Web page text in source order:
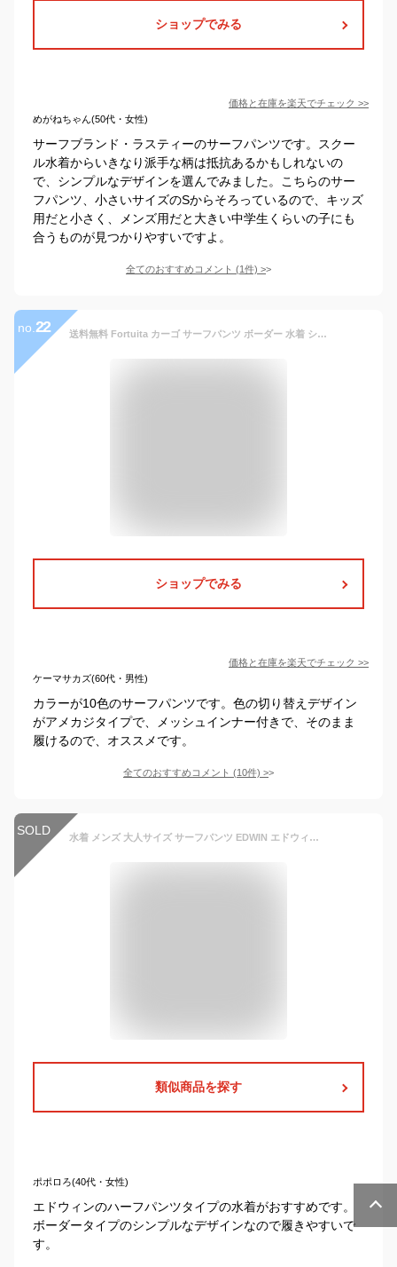
ショップでみる
価格と在庫を楽天でチェック >>
めがねちゃん(50代・女性)
サーフブランド・ラスティーのサーフパンツです。スクー
ル水着からいきなり派手な柄は抵抗あるかもしれないの
で、シンプルなデザインを選んでみました。こちらのサー
フパンツ、小さいサイズのSからそろっているので、キッズ
用だと小さく、メンズ用だと大きい中学生くらいの子にも
合うものが見つかりやすいですよ。
全てのおすすめコメント (1件) >
no. 22 送料無料 Fortuita カーゴ サーフパンツ ボーダー 水着 シーサイドパンツ メンズ 5分丈 サーフショーツ 海パン ボードパンツ 海 ラインパンツ ゆったり ジャージ パンツ 大きいサイズ カーゴパンツ ハーフパンツ 水陸両用 ホワイト ブラック レッド カーキ M-XXL 夏用
ショップでみる
価格と在庫を楽天でチェック >>
ケーマサカズ(60代・男性)
カラーが10色のサーフパンツです。色の切り替えデザイン
がアメカジタイプで、メッシュインナー付きで、そのまま
履けるので、オススメです。
全てのおすすめコメント (10件) >
SOLD 水着 メンズ 大人サイズ サーフパンツ EDWIN エドウィン(812302)エスニックボーダー M・L・LLサイズ ゆったり 高校生 中学生 男子 男の子 ティーンズ ジュニア【メール便OK】【あす楽】
類似商品を探す
ポポロろ(40代・女性)
エドウィンのハーフパンツタイプの水着がおすすめです。
ボーダータイプのシンプルなデザインなので履きやすいで
す。